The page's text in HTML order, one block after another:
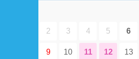
2 3 4 5 6
9 10 11 12 13